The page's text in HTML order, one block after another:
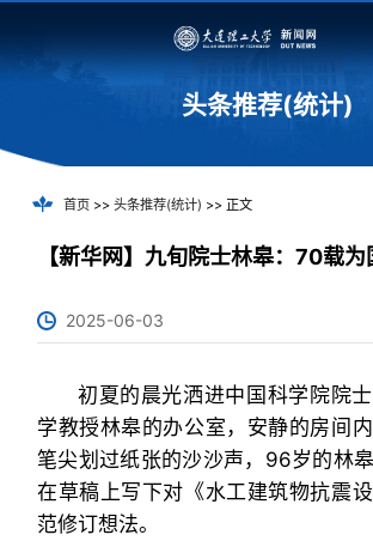
头条推荐(统计)
首页>> 头条推荐(统计) >> 正文
【新华网】九旬院士林皋：70载为
2025-06-03
初夏的晨光洒进中国科学院院
学教授林皋的办公室，安静的房间
笔尖划过纸张的沙沙声，96岁的林皋
在草稿上写下对《水工建筑物抗震
范修订想法。